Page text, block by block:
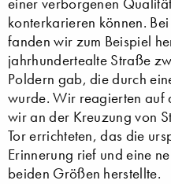
einer verborgenen
konterkarieren können.
fanden wir zum Beispiel
jahrhundertealte Straße
Poldern gab, die durch
wurde. Wir reagierten auf
wir an der Kreuzung von
Tor errichteten, das die
Erinnerung rief und eine
beiden Größen herstellte.